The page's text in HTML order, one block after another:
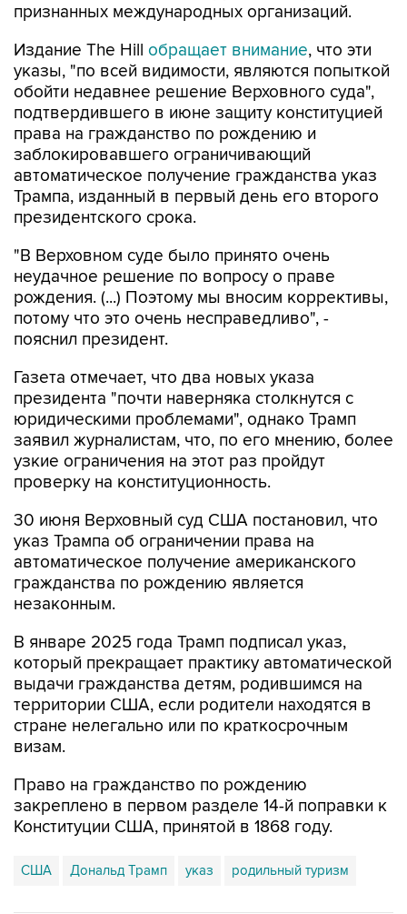
Издание The Hillобращает внимание, что эти
обойти недавнее решение Верховного суда",
подтвердившего в июне защиту конституцией
права на гражданство по рождению и
заблокировавшего ограничивающий
автоматическое получение гражданства указ
Трампа, изданный в первый день его второго
президентского срока.
"В Верховном суде было принято очень
рождения. (...) Поэтому мы вносим коррективы,
потому что это очень несправедливо", -
пояснил президент.
Газета отмечает, что два новых указа
юридическими проблемами", однако Трамп
заявил журналистам, что, по его мнению, более
узкие ограничения на этот раз пройдут
проверку на конституционность.
30 июня Верховный суд США постановил, что
автоматическое получение американского
гражданства по рождению является
незаконным.
В январе 2025 года Трамп подписал указ,
выдачи гражданства детям, родившимся на
территории США, если родители находятся в
стране нелегально или по краткосрочным
визам.
Право на гражданство по рождению
Конституции США, принятой в 1868 году.
США Дональд Трамп указ родильный туризм